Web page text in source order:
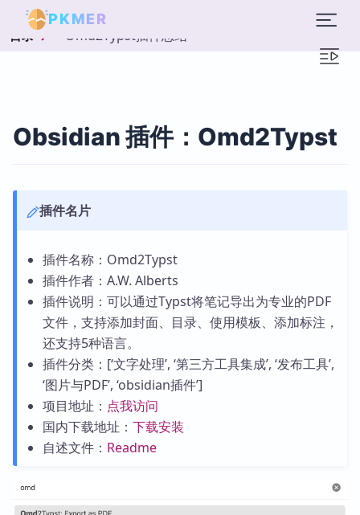
PKMER
目录 Omd2Typst插件总结
Obsidian 插件：Omd2Typst
插件名片
插件名称：Omd2Typst
插件作者：A.W. Alberts
插件说明：可以通过Typst将笔记导出为专业的PDF
文件，支持添加封面、目录、使用模板、添加标注，
还支持5种语言。
插件分类：[‘文字处理’, ‘第三方工具集成’, ‘发布工具’,
‘图片与PDF’, ‘obsidian插件’]
项目地址： 点我访问
国内下载地址： 下载安装
自述文件： Readme